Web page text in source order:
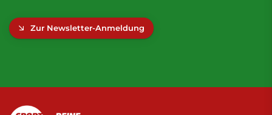
Zur Newsletter-Anmeldung